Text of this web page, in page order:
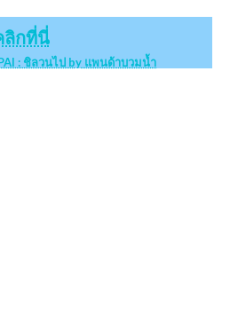
ลิกที่นี่
: ชิลวนไป by แพนด้าบวมน้ำ